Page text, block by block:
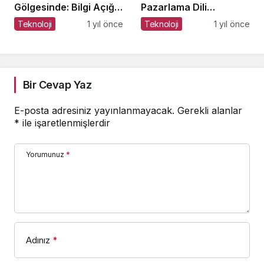
Gölgesinde: Bilgi Açığı
Büyüyor mu?
Teknoloji 1 yıl önce
Pazarlama Dili
Konuşuyor:
Teknoloji 1 yıl önce
Bir Cevap Yaz
E-posta adresiniz yayınlanmayacak. Gerekli alanlar
* ile işaretlenmişlerdir
Yorumunuz *
Adınız *